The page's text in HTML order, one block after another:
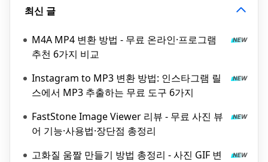
최신 글
M4A MP4 변환 방법 - 무료 온라인·프로그램
추천 6가지 비교
Instagram to MP3 변환 방법: 인스타그램 릴
스에서 MP3 추출하는 무료 도구 6가지
FastStone Image Viewer 리뷰 - 무료 사진 뷰
어 기능·사용법·장단점 총정리
고화질 움짤 만들기 방법 총정리 - 사진 GIF 변